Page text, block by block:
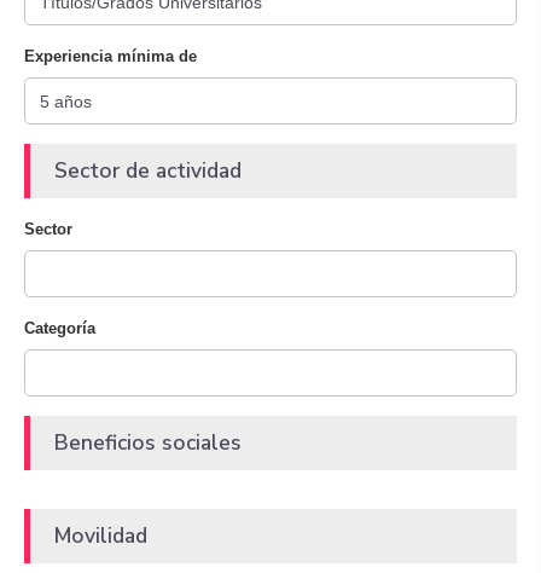
Experiencia mínima de
Sector de actividad
Sector
Categoría
Beneficios sociales
Movilidad